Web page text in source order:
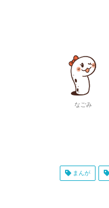
なごみ
まんが